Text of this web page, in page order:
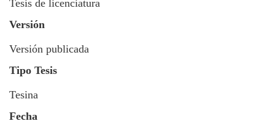
Tesis de licenciatura
Versión
Versión publicada
Tipo Tesis
Tesina
Fecha